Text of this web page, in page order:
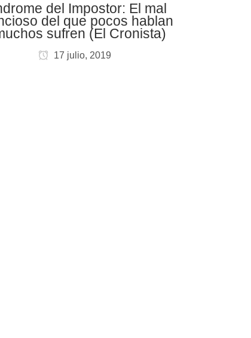
del Impostor: El mal
del que pocos hablan
sufren (El Cronista)
17 julio, 2019